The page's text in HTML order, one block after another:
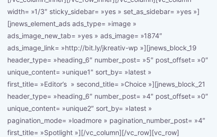
width= »1/3″ sticky_sidebar= »yes » set_as_sidebar= »yes »]
[jnews_element_ads ads_type= »image »
ads_image_new_tab= »yes » ads_image= »1874″
ads_image_link= »http://bit.ly/jkreativ-wp »][jnews_block_19
header_type= »heading_6″ number_post= »5″ post_offset= »0″
unique_content= »unique1″ sort_by= »latest »
first_title= »Editor’s » second_title= »Choice »][jnews_block_21
header_type= »heading_6″ number_post= »4″ post_offset= »0″
unique_content= »unique2″ sort_by= »latest »
pagination_mode= »loadmore » pagination_number_post= »4″
first_title= »Spotlight »][/vc_column][/vc_row][vc_row]